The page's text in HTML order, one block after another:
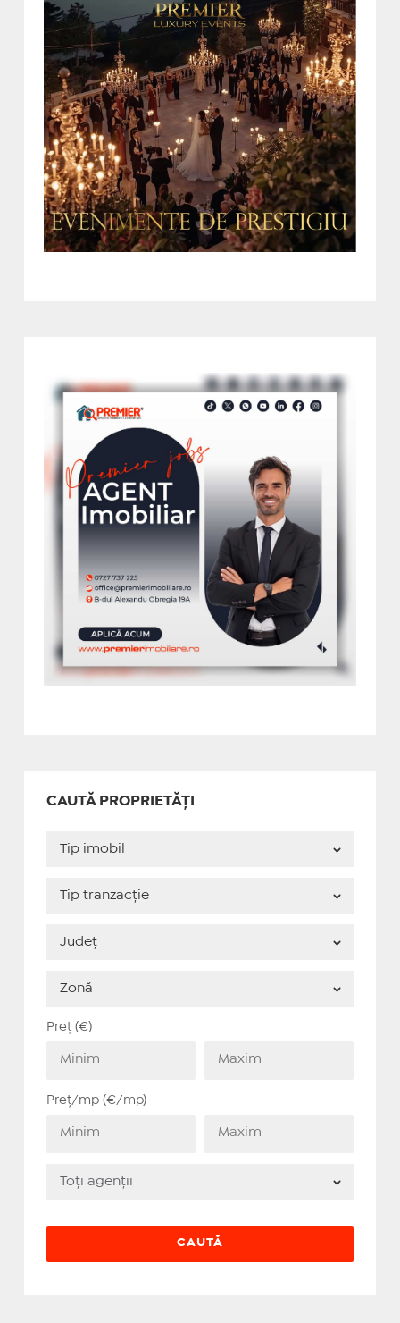
CAUTĂ PROPRIETĂȚI
Preț (€)
Preț/mp (€/mp)